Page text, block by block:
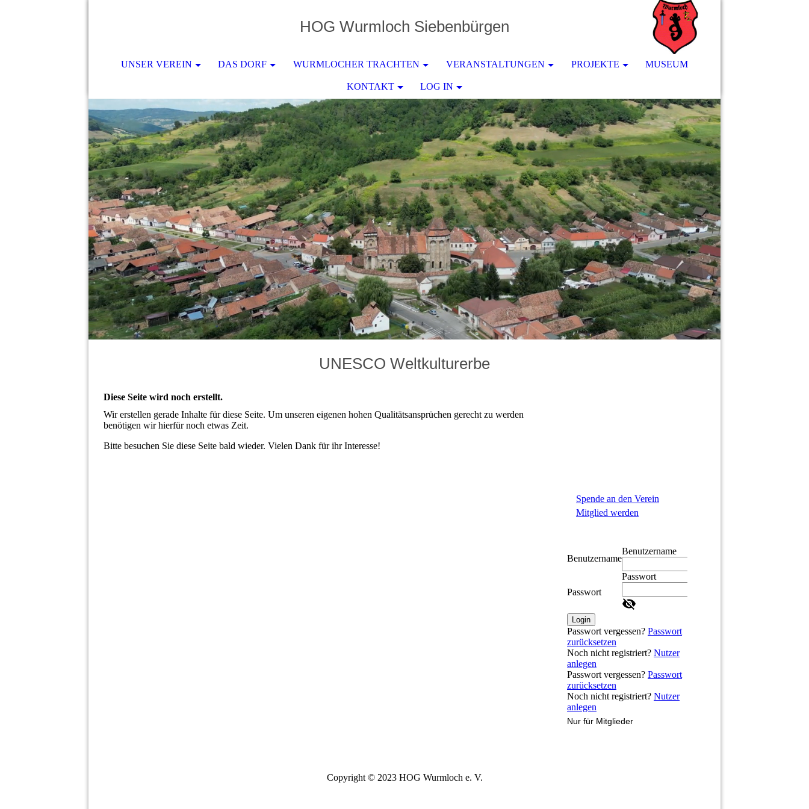
HOG Wurmloch Siebenbürgen
UNSER VEREIN DAS DORF WURMLOCHER TRACHTEN VERANSTALTUNGEN PROJEKTE MUSEUM
KONTAKT LOG IN
UNESCO Weltkulturerbe
Diese Seite wird noch erstellt.
Wir erstellen gerade Inhalte für diese Seite. Um unseren eigenen hohen Qualitätsansprüchen gerecht zu werden
benötigen wir hierfür noch etwas Zeit.
Bitte besuchen Sie diese Seite bald wieder. Vielen Dank für ihr Interesse!
Spende an den Verein
Mitglied werden
Benutzername
Benutzername
Passwort
Passwort
Login
Passwort vergessen? Passwort
zurücksetzen
Noch nicht registriert? Nutzer
anlegen
Passwort vergessen? Passwort
zurücksetzen
Noch nicht registriert? Nutzer
anlegen
Nur für Mitglieder
Copyright © 2023 HOG Wurmloch e. V.